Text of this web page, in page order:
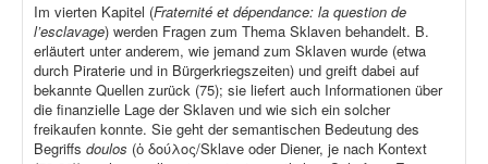
Im vierten Kapitel (Fraternité et dépendance: la question de
l’esclavage) werden Fragen zum Thema Sklaven behandelt. B.
erläutert unter anderem, wie jemand zum Sklaven wurde (etwa
durch Piraterie und in Bürgerkriegszeiten) und greift dabei auf
bekannte Quellen zurück (75); sie liefert auch Informationen über
die finanzielle Lage der Sklaven und wie sich ein solcher
freikaufen konnte. Sie geht der semantischen Bedeutung des
Begriffs doulos (ὁ δούλος/Sklave oder Diener, je nach Kontext